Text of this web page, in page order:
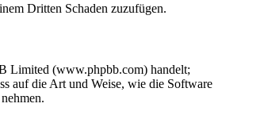
Dritten Schaden zuzufügen.
Limited (www.phpbb.com) handelt;
auf die Art und Weise, wie die Software